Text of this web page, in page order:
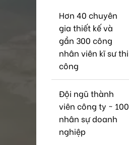
Hơn 40 chuyên
gia thiết kế và
gần 300 công
nhân viên kĩ sư thi
công
Đội ngũ thành
viên công ty ~ 100
nhân sự doanh
nghiệp